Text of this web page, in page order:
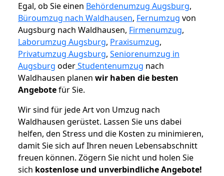
Egal, ob Sie einen Behördenumzug Augsburg,
Büroumzug nach Waldhausen, Fernumzug von
Augsburg nach Waldhausen, Firmenumzug,
Laborumzug Augsburg, Praxisumzug,
Privatumzug Augsburg, Seniorenumzug in
Augsburg oderStudentenumzug nach
Waldhausen planen wir haben die besten
Angebotefür Sie.
Wir sind für jede Art von Umzug nach
Waldhausen gerüstet. Lassen Sie uns dabei
helfen, den Stress und die Kosten zu minimieren,
damit Sie sich auf Ihren neuen Lebensabschnitt
freuen können. Zögern Sie nicht und holen Sie
sich kostenlose und unverbindliche Angebote!